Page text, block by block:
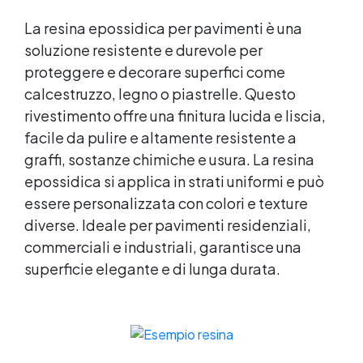
verticali e immersioni 🧤 Kit completo
incluso: resina + indurente + spatola +
guanti monouso 🔩 Indurimento affidabile
anche in acqua – risultato resistente e
duraturo 🌡 Resistente alle variazioni di
temperatura e all’azione di cloro e agenti
manutenzione domestica, hotel, centri
benessere e piscine pubbliche 💡 Perché
scegliere questo stucco 💧 Uso subacqueo
reale Si applica anche con la superficie
completamente immersa.🧱 Adesione su
materiali minerali Perfetto per piastrelle,
mosaico, pietra naturale.🛠 Non cola e non
scivola Formula pastosa che resta dove
viene applicata.⚙️ Alta resistenza Non si
gli accessori. 🧩 Applicazioni pratiche
La resina epossidica per pavimenti è una
soluzione resistente e durevole per
proteggere e decorare superfici come
calcestruzzo, legno o piastrelle. Questo
rivestimento offre una finitura lucida e liscia,
facile da pulire e altamente resistente a
graffi, sostanze chimiche e usura. La resina
epossidica si applica in strati uniformi e può
essere personalizzata con colori e texture
diverse. Ideale per pavimenti residenziali,
commerciali e industriali, garantisce una
superficie elegante e di lunga durata.